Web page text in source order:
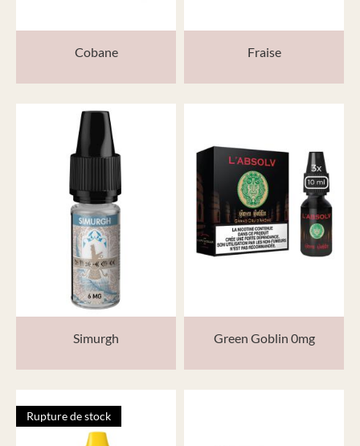
Cobane Fraise
Simurgh Green Goblin 0mg
Rupture de stock